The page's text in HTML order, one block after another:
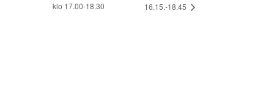
klo 17.00-18.30
16.15.-18.45